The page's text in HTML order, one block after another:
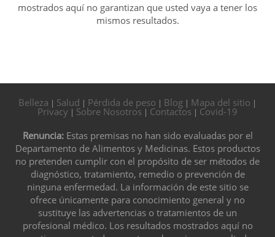
mostrados aquí no garantizan que usted vaya a tener los
mismos resultados.
Belleza | Salud | Pérdida de peso | Blog | Mapa del sitio |
Privacy | Sobre Nosotros | Contactos | Covid-19
Renuncia:Estas premisas no han sido evaluadas por el
Departamento de Alimentos y Medicinas. Estos productos
no pretenden cumplir con el propósito de ser métodos de
diagnóstico, tratamiento, remedio o prevención de
ninguna enfermedad. La información de este sitio se
ofrece únicamente para conocimiento general y no
sustituye las advertencias o tratamientos de un
profesional médico. Los resultados mostrados aquí no